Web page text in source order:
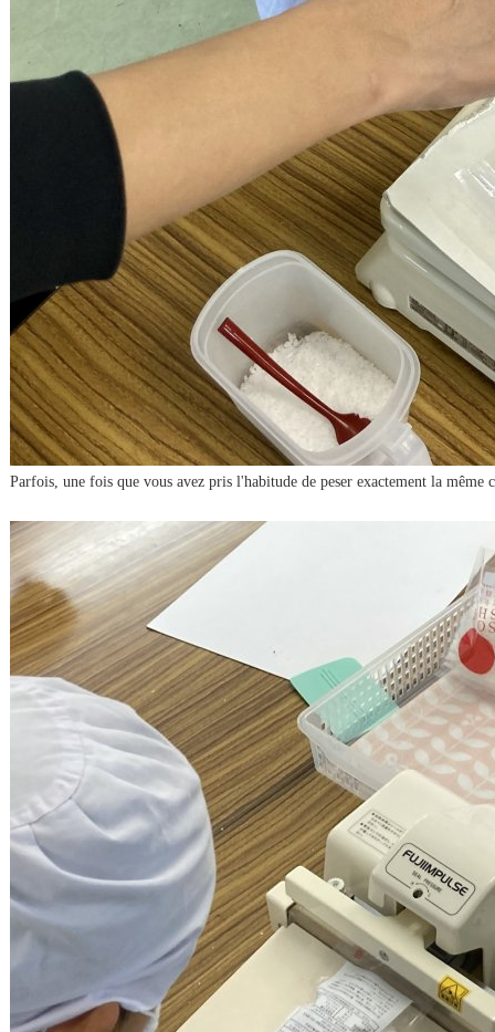
Parfois, une fois que vous avez pris l'habitude de peser exactement la même